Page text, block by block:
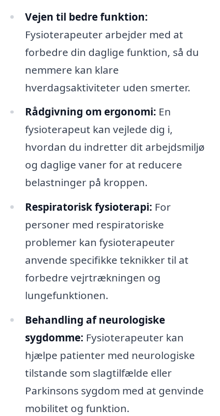
Vejen til bedre funktion:
Fysioterapeuter arbejder med at
forbedre din daglige funktion, så du
nemmere kan klare
hverdagsaktiviteter uden smerter.
Rådgivning om ergonomi: En
fysioterapeut kan vejlede dig i,
hvordan du indretter dit arbejdsmiljø
og daglige vaner for at reducere
belastninger på kroppen.
Respiratorisk fysioterapi: For
personer med respiratoriske
problemer kan fysioterapeuter
anvende specifikke teknikker til at
forbedre vejrtrækningen og
lungefunktionen.
Behandling af neurologiske
sygdomme: Fysioterapeuter kan
hjælpe patienter med neurologiske
tilstande som slagtilfælde eller
Parkinsons sygdom med at genvinde
mobilitet og funktion.